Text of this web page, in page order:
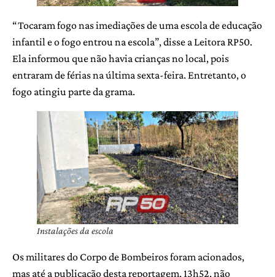
“Tocaram fogo nas imediações de uma escola de educação
infantil e o fogo entrou na escola”, disse a Leitora RP50.
Ela informou que não havia crianças no local, pois
entraram de férias na última sexta-feira. Entretanto, o
fogo atingiu parte da grama.
Instalações da escola
Os militares do Corpo de Bombeiros foram acionados,
mas até a publicação desta reportagem, 13h52, não